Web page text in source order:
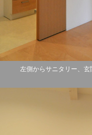
左側からサニタリー、